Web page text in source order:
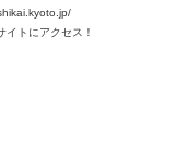
イトにアクセス！